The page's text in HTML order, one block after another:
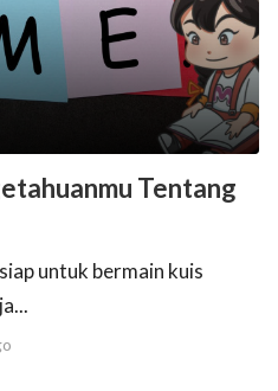
Tentang
untuk bermain kuis